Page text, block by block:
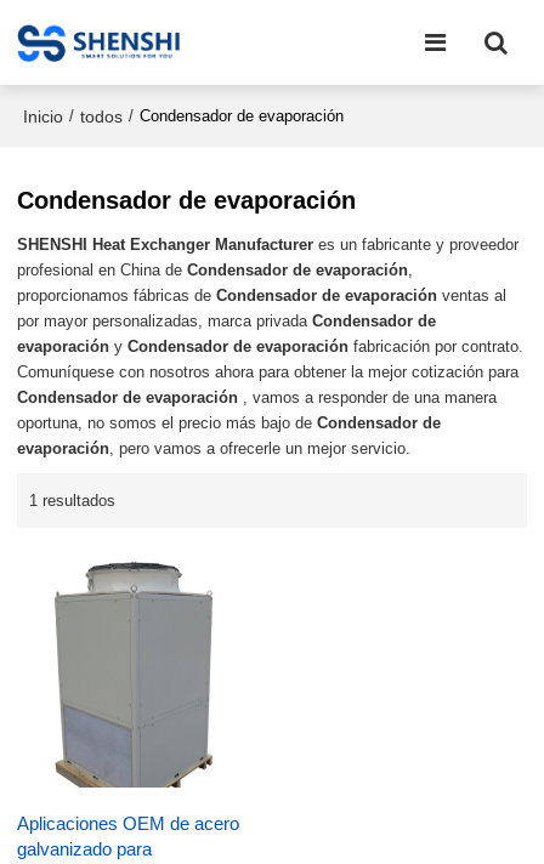
Inicio / todos / Condensador de evaporación
Condensador de evaporación
SHENSHI Heat Exchanger Manufacturer​ es un fabricante y proveedor
profesional en China deCondensador de evaporación,
proporcionamos fábricas deCondensador de evaporación ventas al
por mayor personalizadas, marca privadaCondensador de
evaporación yCondensador de evaporación fabricación por contrato.
Comuníquese con nosotros ahora para obtener la mejor cotización para
Condensador de evaporación , vamos a responder de una manera
oportuna, no somos el precio más bajo deCondensador de
evaporación, pero vamos a ofrecerle un mejor servicio.
1 resultados
Aplicaciones OEM de acero
galvanizado para